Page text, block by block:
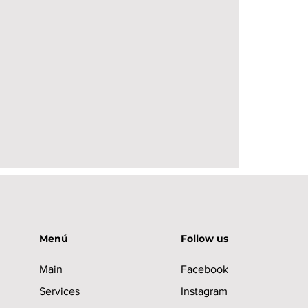
Menú
Main
Services
Follow us
Facebook
Instagram